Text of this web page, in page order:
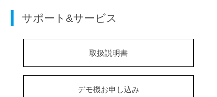
サポート&サービス
取扱説明書
デモ機お申し込み